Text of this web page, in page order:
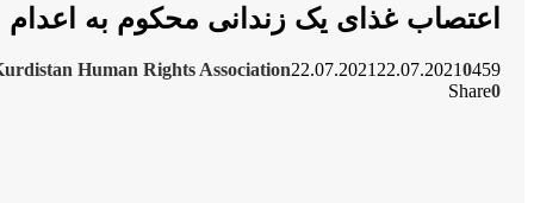
اعتصاب غذای یک زندانی محکوم بە اعدام
Human Rights Association22.07.2021 22.07.20210459
Share0